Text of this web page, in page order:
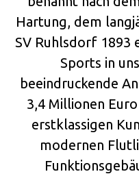
Hartung, dem
SV Ruhlsdorf 1893
Sports in
beeindruckende
3,4 Millionen
erstklassigen
modernen